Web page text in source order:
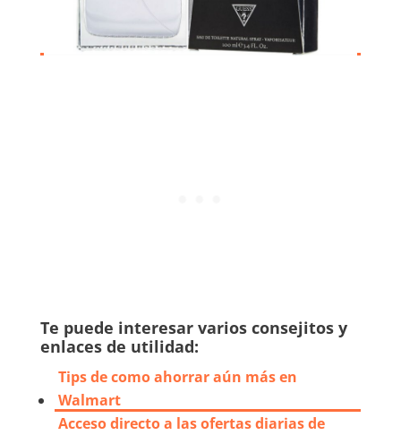
Te puede interesar varios consejitos y
enlaces de utilidad:
Tips de como ahorrar aún más en
Walmart
Acceso directo a las ofertas diarias de